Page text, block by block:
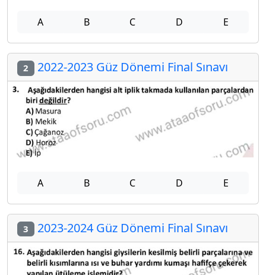
A B C D E
2 2022-2023 Güz Dönemi Final Sınavı
A B C D E
3 2023-2024 Güz Dönemi Final Sınavı